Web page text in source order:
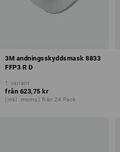
3M andningsskyddsmask 8833
FFP3 R D
1 variant
från 623,75 kr
(inkl. moms) från 24 Pack